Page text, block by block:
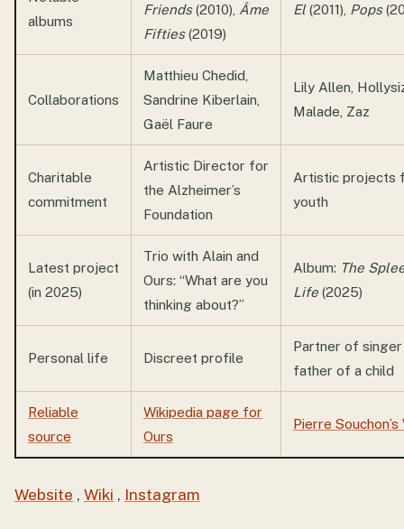
albums
Friends(2010), Âme
Fifties(2019)
El(2011), Pops
Collaborations
Matthieu Chedid,
Sandrine Kiberlain,
Gaël Faure
Lily Allen,
Malade, Zaz
Charitable
commitment
Artistic Director for
the Alzheimer’s
Foundation
Artistic projects
youth
Latest project
(in 2025)
Trio with Alain and
Ours: “What are you
thinking about?”
Album: The
Life(2025)
Personal life Discreet profile
Partner of
father of a child
Reliable
source
Wikipedia page for
Ours
Pierre
Website , Wiki , Instagram